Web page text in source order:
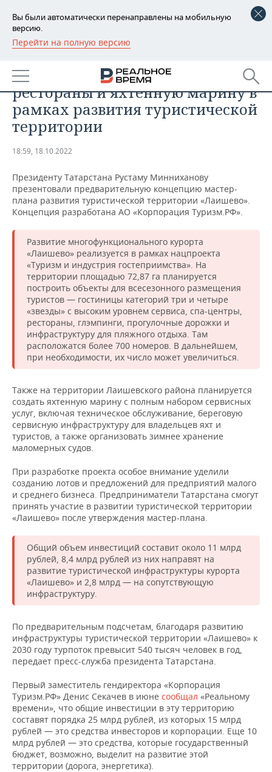
Вы были автоматически перенаправлены на мобильную
версию.
Перейти на полную версию
РЕГИОНЫ
БАШКОРТОСТАН
ТАТАРСТАН
УДМУРТИЯ
НОВОСТИ
АНАЛИТИКА
НОВОСТИ АНАЛИТИКИ
ДЕКЛАРАЦИИ О ДОХОДАХ
КОРОЛИ ГОСЗАКАЗА ПФО
ВУЗЫ ТАТАРСТАНА
КОМУ ПРИНАДЛЕЖАТ
ТОРГОВЫЕ ЦЕНТРЫ
ТАТАРСТАНА
ЭКОНОМИКА
НОВОСТИ ЭКОНОМИКИ
ФИНАНСЫ
БАНКИ
БЮДЖЕТ
ИНВЕСТИЦИИ
ПРОМЫШЛЕННОСТЬ
НОВОСТИ
ПРОМЫШЛЕННОСТИ
АГРОПРОМ
МАШИНОСТРОЕНИЕ
НЕФТЕХИМИЯ
НЕФТЬ
ОПК
ЭНЕРГЕТИКА
НЕДВИЖИМОСТЬ
НОВОСТИ НЕДВИЖИМОСТИ
АВТО
НОВОСТИ АВТО
БИЗНЕС
НОВОСТИ БИЗНЕСА
РОЗНИЧНАЯ ТОРГОВЛЯ
ТРАНСПОРТ
УСЛУГИ
ТЕХНОЛОГИИ
НОВОСТИ ТЕХНОЛОГИЙ
МЕДИА
МЕРОПРИЯТИЯ
НОВОСТИ МЕРОПРИЯТИЙ
ВЫЕЗДНАЯ РЕДАКЦИЯ
ONLINE-КОНФЕРЕНЦИИ
ОТКРЫТАЯ ЛЕКЦИЯ
СПОРТ
НОВОСТИ СПОРТА
ХОККЕЙ
БАСКЕТБОЛ
КИБЕРСПОРТ
ФИГУРНОЕ КАТАНИЕ
ВОДНЫЕ ВИДЫ СПОРТА
ХОККЕЙ С МЯЧОМ
ОБЩЕСТВО
ВЛАСТЬ
ИНФРАСТРУКТУРА
КУЛЬТУРА
МЕДИЦИНА
ОБРАЗОВАНИЕ
ПРОИСШЕСТВИЯ
СЮЖЕТЫ
СПРАВОЧНИК
СПИСОК КОМПАНИЙ
В Лаишево построят гостиницы,
рестораны и яхтенную марину в
рамках развития туристической
территории
18:59, 18.10.2022
Президенту Татарстана Рустаму Минниханову
презентовали предварительную концепцию мастер-
плана развития туристической территории «Лаишево».
Концепция разработана АО «Корпорация Туризм.РФ».
Развитие многофункционального курорта
«Лаишево» реализуется в рамках нацпроекта
«Туризм и индустрия гостеприимства». На
территории площадью 72,87 га планируется
построить объекты для всесезонного размещения
туристов — гостиницы категорий три и четыре
«звезды» с высоким уровнем сервиса, спа-центры,
рестораны, глэмпинги, прогулочные дорожки и
инфраструктуру для пляжного отдыха. Там
расположатся более 700 номеров. В дальнейшем,
при необходимости, их число может увеличиться.
Также на территории Лаишевского района планируется
создать яхтенную марину с полным набором сервисных
услуг, включая техническое обслуживание, береговую
сервисную инфраструктуру для владельцев яхт и
туристов, а также организовать зимнее хранение
маломерных судов.
При разработке проекта особое внимание уделили
созданию лотов и предложений для предприятий малого
и среднего бизнеса. Предприниматели Татарстана смогут
принять участие в развитии туристической территории
«Лаишево» после утверждения мастер-плана.
Общий объем инвестиций составит около 11 млрд
рублей, 8,4 млрд рублей из них направят на
развитие туристической инфраструктуры курорта
«Лаишево» и 2,8 млрд — на сопутствующую
инфраструктуру.
По предварительным подсчетам, благодаря развитию
инфраструктуры туристической территории «Лаишево» к
2030 году турпоток превысит 540 тысяч человек в год,
передает пресс-служба президента Татарстана.
Первый заместитель гендиректора «Корпорация
Туризм.РФ» Денис Секачев в июне сообщал «Реальному
времени», что общие инвестиции в эту территорию
составят порядка 25 млрд рублей, из которых 15 млрд
рублей — это средства инвесторов и корпорации. Еще 10
млрд рублей — это средства, которые государственный
бюджет, возможно, выделит на развитие этой
территории (дорога, энергетика).